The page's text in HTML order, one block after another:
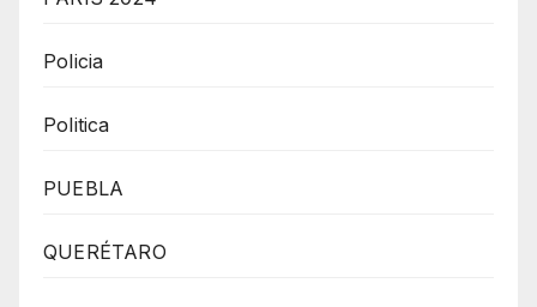
Policia
Politica
PUEBLA
QUERÉTARO